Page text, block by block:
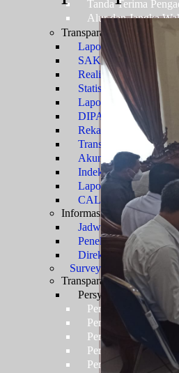
Tanda Terima
Alur dan Jangka
Transparansi Keuangan
Laporan Tahunan
SAKIP
Realisasi Anggaran
Statistik Perkara
Laporan BMN
DIPA
Rekapitulasi Biaya
Transparansi PNBP
Akuntabilitas Biaya
Indeks Kepuasan
Laporan Bulanan
CALK (Catatan Atas
Informasi Perkara
Jadwal Sidang
Penelusuran Perkara
Direktori Putusan
Survey Pelayanan Publik
Transparansi
Persyaratan Usulan
Persyaratan Usulan
Persyaratan
Persyaratan Usulan
Persyaratan
Persyaratan Usulan